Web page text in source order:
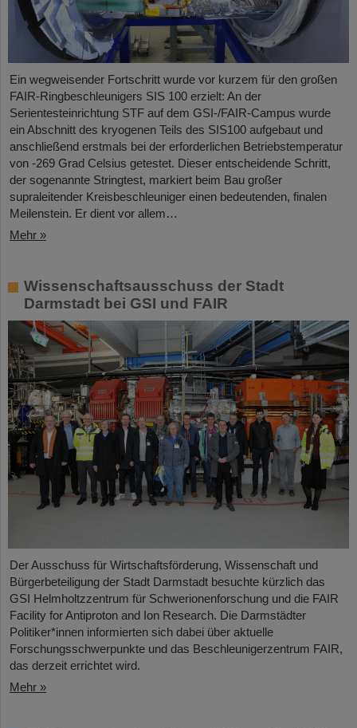
Ein wegweisender Fortschritt wurde vor kurzem für den großen
FAIR-Ringbeschleunigers SIS 100 erzielt: An der
Serientesteinrichtung STF auf dem GSI-/FAIR-Campus wurde
ein Abschnitt des kryogenen Teils des SIS100 aufgebaut und
anschließend erstmals bei der erforderlichen Betriebstemperatur
von -269 Grad Celsius getestet. Dieser entscheidende Schritt,
der sogenannte Stringtest, markiert beim Bau großer
supraleitender Kreisbeschleuniger einen bedeutenden, finalen
Meilenstein. Er dient vor allem…
Mehr »
Wissenschaftsausschuss der Stadt
Darmstadt bei GSI und FAIR
Der Ausschuss für Wirtschaftsförderung, Wissenschaft und
Bürgerbeteiligung der Stadt Darmstadt besuchte kürzlich das
GSI Helmholtzzentrum für Schwerionenforschung und die FAIR
Facility for Antiproton and Ion Research. Die Darmstädter
Politiker*innen informierten sich dabei über aktuelle
Forschungsschwerpunkte und das Beschleunigerzentrum FAIR,
das derzeit errichtet wird.
Mehr »